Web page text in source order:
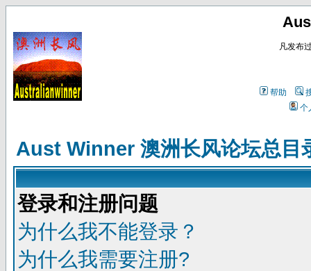
凡发布
帮助
个
Aust Winner 澳洲长风论坛总目
登录和注册问题
为什么我不能登录？
为什么我需要注册?